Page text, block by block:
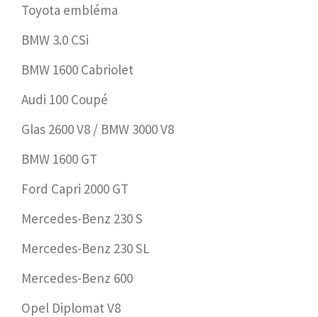
Toyota embléma
BMW 3.0 CSi
BMW 1600 Cabriolet
Audi 100 Coupé
Glas 2600 V8 / BMW 3000 V8
BMW 1600 GT
Ford Capri 2000 GT
Mercedes-Benz 230 S
Mercedes-Benz 230 SL
Mercedes-Benz 600
Opel Diplomat V8